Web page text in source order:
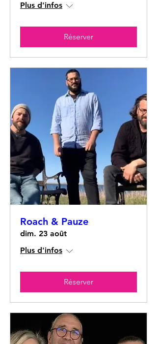
Plus d'infos
Réserver
Roach & Pauze
dim. 23 août
Plus d'infos
Réserver